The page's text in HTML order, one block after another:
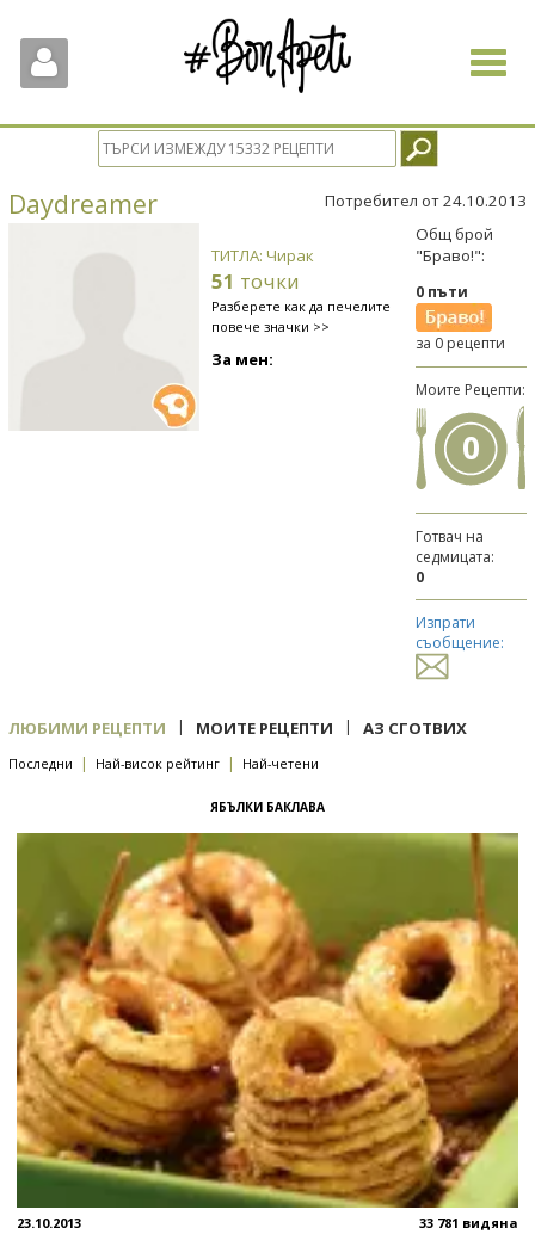
Toggle
Daydreamer Потребител от 24.10.2013
ТИТЛА: Чирак
51 точки
Разберете как да печелите
повече значки >>
За мен:
Общ брой
"Браво!":
0 пъти
за 0 рецепти
Моите Рецепти:
0
Готвач на
седмицата:
0
Изпрати
съобщение:
ЛЮБИМИ РЕЦЕПТИ | МОИТЕ РЕЦЕПТИ | АЗ СГОТВИХ
Последни | Най-висок рейтинг | Най-четени
ЯБЪЛКИ БАКЛАВА
23.10.2013 33 781 видяна